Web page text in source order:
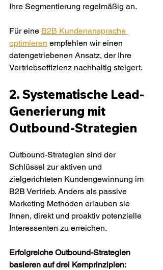
Ihre Segmentierung regelmäßig an.
Für eine B2B Kundenansprache
optimieren empfehlen wir einen
datengetriebenen Ansatz, der Ihre
Vertriebseffizienz nachhaltig steigert.
2. Systematische Lead-
Generierung mit
Outbound-Strategien
Outbound-Strategien sind der
Schlüssel zur aktiven und
zielgerichteten Kundengewinnung im
B2B Vertrieb. Anders als passive
Marketing Methoden erlauben sie
Ihnen, direkt und proaktiv potenzielle
Interessenten zu erreichen.
Erfolgreiche Outbound-Strategien
basieren auf drei Kernprinzipien: